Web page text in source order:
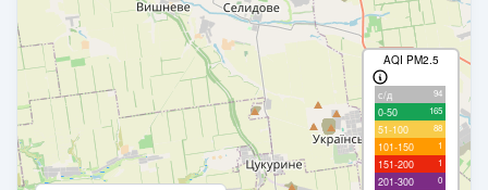
AQI PM2.5
с/д 94
0-50 165
51-100 88
101-150 1
151-200 1
201-300 0